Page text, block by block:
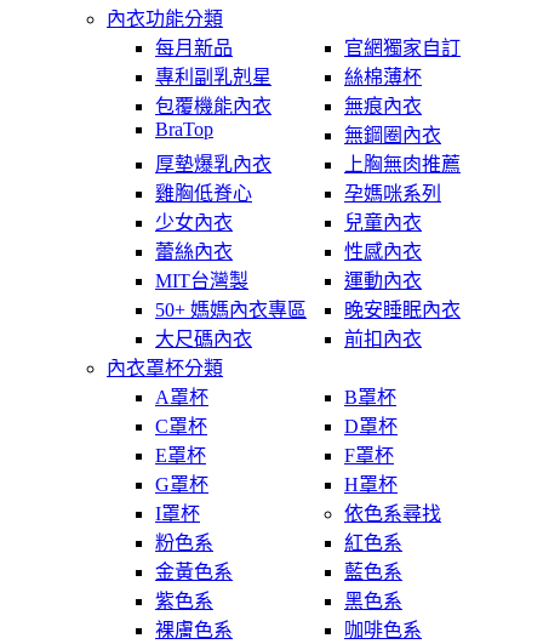
內衣功能分類
每月新品
官網獨家自訂
專利副乳剋星
絲棉薄杯
包覆機能內衣
無痕內衣
BraTop
無鋼圈內衣
厚墊爆乳內衣
上胸無肉推薦
雞胸低脊心
孕媽咪系列
少女內衣
兒童內衣
蕾絲內衣
性感內衣
MIT台灣製
運動內衣
50+ 媽媽內衣專區
晚安睡眠內衣
大尺碼內衣
前扣內衣
內衣罩杯分類
A罩杯
B罩杯
C罩杯
D罩杯
E罩杯
F罩杯
G罩杯
H罩杯
I罩杯
依色系尋找
粉色系
紅色系
金黃色系
藍色系
紫色系
黑色系
裸膚色系
咖啡色系